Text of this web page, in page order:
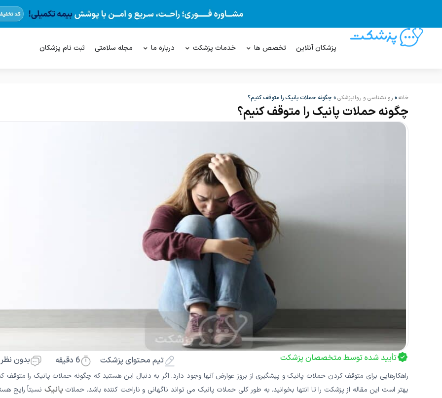
پزشکان آنلاین تخصص ها خدمات پزشکت درباره ما مجله سلامتی ثبت نام پزشکان
خانه» روانشناسی و روانپزشکی» چگونه حملات پانیک را متوقف کنیم؟
چگونه حملات پانیک را متوقف کنیم؟
تأیید شده توسط متخصصان پزشکت تیم محتوای پزشکت 6 دقیقه بدون نظر
راهکارهایی برای متوقف کردن حملات پانیک و پیشگیری از بروز عوارض آنها وجود دارد. اگر به دنبال این هستید که چگونه حملات پانیک را متوقف
بهتر است این مقاله از پزشکت را تا انتها بخوانید. به طور کلی حملات پانیک می تواند ناگهانی و ناراحت کننده باشد. حملات پانیک نسبتاً رایج